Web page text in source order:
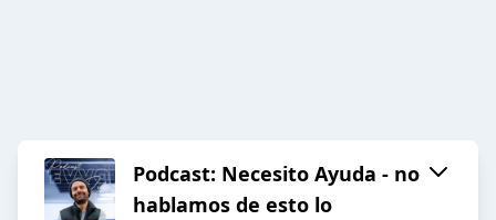
Podcast: Necesito Ayuda - no
hablamos de esto lo